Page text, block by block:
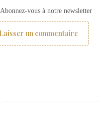
Abonnez-vous à notre newsletter